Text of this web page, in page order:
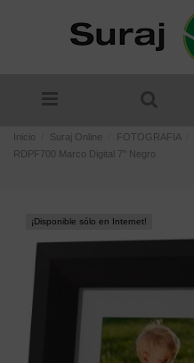
Inicio Suraj Online FOTOGRAFIA
RDPF700 Marco Digital 7'' Negro
¡Disponible sólo en Internet!